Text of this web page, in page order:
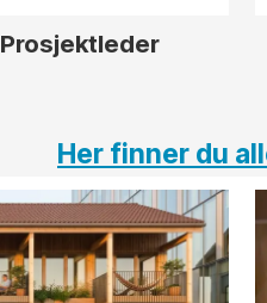
Prosjektleder
Her finner du